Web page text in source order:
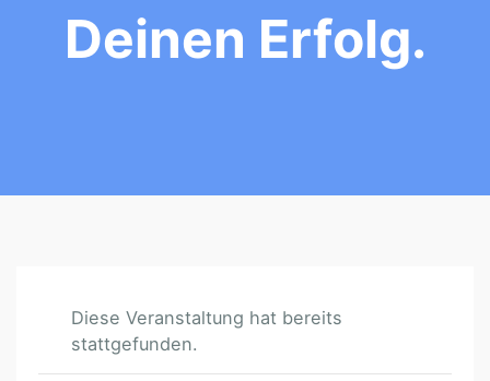
Deinen Erfolg.
Diese Veranstaltung hat bereits
stattgefunden.